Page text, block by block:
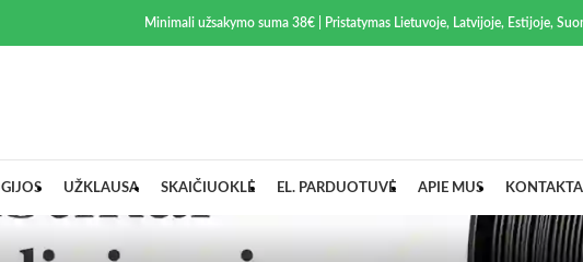
Minimali užsakymo suma 38€ | Pristatymas Lietuvoje, Latvijoje, Estijoje,
UŽKLAUSA SKAIČIUOKLĖ EL. PARDUOTUVĖ APIE MUS